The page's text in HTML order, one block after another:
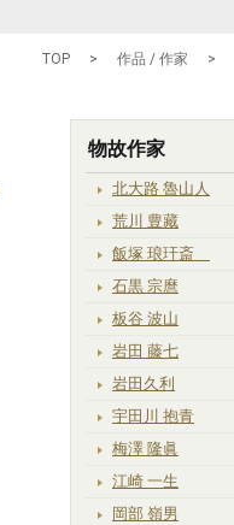
TOP > 作品 / 作家 >
物故作家
北大路 魯山人
荒川 豊藏
飯塚 琅玕斎
石黒 宗麿
板谷 波山
岩田 藤七
岩田久利
宇田川 抱青
梅澤 隆眞
江崎 一生
岡部 嶺男